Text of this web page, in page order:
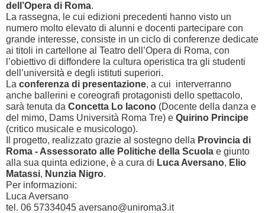
dell’Opera di Roma.
La rassegna, le cui edizioni precedenti hanno visto un
numero molto elevato di alunni e docenti partecipare con
grande interesse, consiste in un ciclo di conferenze dedicate
ai titoli in cartellone al Teatro dell’Opera di Roma, con
l’obiettivo di diffondere la cultura operistica tra gli studenti
dell’università e degli istituti superiori.
La conferenza di presentazione, a cui interverranno
anche ballerini e coreografi protagonisti dello spettacolo,
sarà tenuta da Concetta Lo Iacono (Docente della danza e
del mimo, Dams Università Roma Tre) e Quirino Principe
(critico musicale e musicologo).
Il progetto, realizzato grazie al sostegno della Provincia di
Roma - Assessorato alle Politiche della Scuola e giunto
alla sua quinta edizione, è a cura di Luca Aversano, Elio
Matassi, Nunzia Nigro.
Per informazioni:
Luca Aversano
tel. 06 57334045 aversano@uniroma3.it